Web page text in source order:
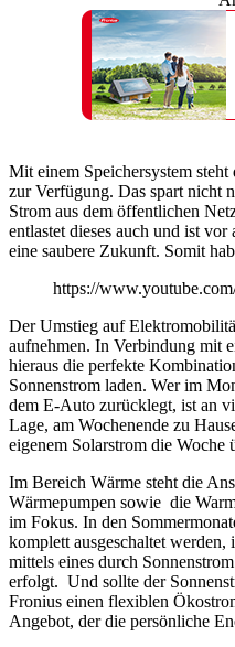
Mit einem Speichersystem
zur Verfügung. Das spart nicht
Strom aus dem öffentlichen
entlastet dieses auch und ist
eine saubere Zukunft. Somit
https://
Der Umstieg auf
aufnehmen. In Verbindung mit
hieraus die perfekte
Sonnenstrom laden. Wer im
dem E-Auto zurücklegt, ist an
Lage, am Wochenende zu
eigenem Solarstrom die Woche
Im Bereich Wärme steht die
Wärmepumpen sowie die
im Fokus. In den
komplett ausgeschaltet
mittels eines durch
erfolgt. Und sollte der
Fronius einen flexiblen
Angebot, der die persönliche